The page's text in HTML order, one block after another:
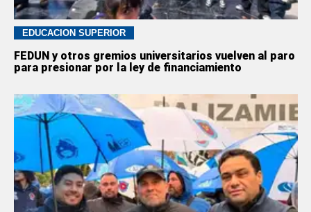
EDUCACION SUPERIOR
FEDUN y otros gremios universitarios vuelven al paro
para presionar por la ley de financiamiento